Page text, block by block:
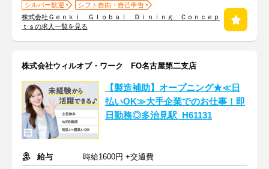
シルバー歓迎
シフト自由・自己申告
株式会社Ｇｅｎｋｉ Ｇｌｏｂａｌ Ｄｉｎｉｎｇ Ｃｏｎｃｅｐ
ｔｓの求人一覧を見る
株式会社ウィルオブ・ワーク FO名古屋第二支店
【製造補助】オープニング★≪日
払いOK≫大手企業でのお仕事！即
日勤務◎多治見駅_H61131
給与
時給1600円 +交通費